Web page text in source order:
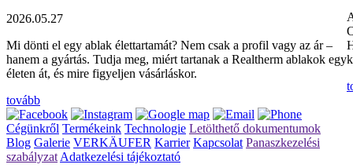
2026.05.27
Mi dönti el egy ablak élettartamát? Nem csak a profil vagy az ár –
hanem a gyártás. Tudja meg, miért tartanak a Realtherm ablakok egy
életen át, és mire figyeljen vásárláskor.
tovább
Cégünkről Termékeink Technologie Letölthető dokumentumok
Blog Galerie VERKÄUFER Karrier Kapcsolat Panaszkezelési
szabályzat Adatkezelési tájékoztató